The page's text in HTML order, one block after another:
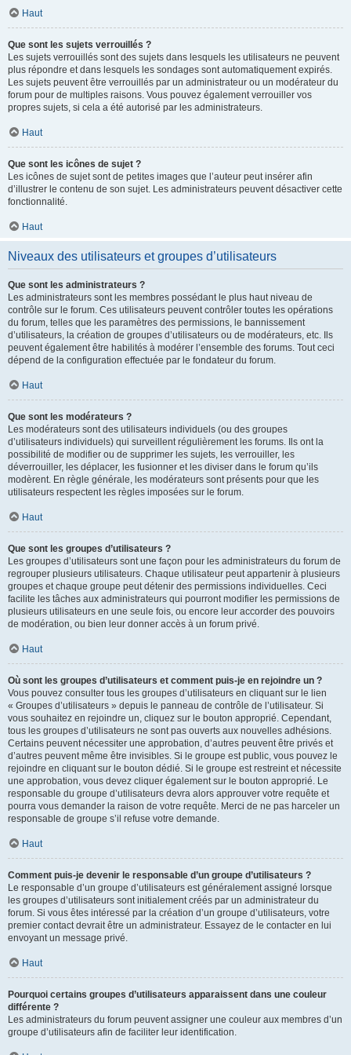
Haut
Que sont les sujets verrouillés ?
Les sujets verrouillés sont des sujets dans lesquels les utilisateurs ne peuvent
plus répondre et dans lesquels les sondages sont automatiquement expirés.
Les sujets peuvent être verrouillés par un administrateur ou un modérateur du
forum pour de multiples raisons. Vous pouvez également verrouiller vos
propres sujets, si cela a été autorisé par les administrateurs.
Haut
Que sont les icônes de sujet ?
Les icônes de sujet sont de petites images que l’auteur peut insérer afin
d’illustrer le contenu de son sujet. Les administrateurs peuvent désactiver cette
fonctionnalité.
Haut
Niveaux des utilisateurs et groupes d’utilisateurs
Que sont les administrateurs ?
Les administrateurs sont les membres possédant le plus haut niveau de
contrôle sur le forum. Ces utilisateurs peuvent contrôler toutes les opérations
du forum, telles que les paramètres des permissions, le bannissement
d’utilisateurs, la création de groupes d’utilisateurs ou de modérateurs, etc. Ils
peuvent également être habilités à modérer l’ensemble des forums. Tout ceci
dépend de la configuration effectuée par le fondateur du forum.
Haut
Que sont les modérateurs ?
Les modérateurs sont des utilisateurs individuels (ou des groupes
d’utilisateurs individuels) qui surveillent régulièrement les forums. Ils ont la
possibilité de modifier ou de supprimer les sujets, les verrouiller, les
déverrouiller, les déplacer, les fusionner et les diviser dans le forum qu’ils
modèrent. En règle générale, les modérateurs sont présents pour que les
utilisateurs respectent les règles imposées sur le forum.
Haut
Que sont les groupes d’utilisateurs ?
Les groupes d’utilisateurs sont une façon pour les administrateurs du forum de
regrouper plusieurs utilisateurs. Chaque utilisateur peut appartenir à plusieurs
groupes et chaque groupe peut détenir des permissions individuelles. Ceci
facilite les tâches aux administrateurs qui pourront modifier les permissions de
plusieurs utilisateurs en une seule fois, ou encore leur accorder des pouvoirs
de modération, ou bien leur donner accès à un forum privé.
Haut
Où sont les groupes d’utilisateurs et comment puis-je en rejoindre un ?
Vous pouvez consulter tous les groupes d’utilisateurs en cliquant sur le lien
« Groupes d’utilisateurs » depuis le panneau de contrôle de l’utilisateur. Si
vous souhaitez en rejoindre un, cliquez sur le bouton approprié. Cependant,
tous les groupes d’utilisateurs ne sont pas ouverts aux nouvelles adhésions.
Certains peuvent nécessiter une approbation, d’autres peuvent être privés et
d’autres peuvent même être invisibles. Si le groupe est public, vous pouvez le
rejoindre en cliquant sur le bouton dédié. Si le groupe est restreint et nécessite
une approbation, vous devez cliquer également sur le bouton approprié. Le
responsable du groupe d’utilisateurs devra alors approuver votre requête et
pourra vous demander la raison de votre requête. Merci de ne pas harceler un
responsable de groupe s’il refuse votre demande.
Haut
Comment puis-je devenir le responsable d’un groupe d’utilisateurs ?
Le responsable d’un groupe d’utilisateurs est généralement assigné lorsque
les groupes d’utilisateurs sont initialement créés par un administrateur du
forum. Si vous êtes intéressé par la création d’un groupe d’utilisateurs, votre
premier contact devrait être un administrateur. Essayez de le contacter en lui
envoyant un message privé.
Haut
Pourquoi certains groupes d’utilisateurs apparaissent dans une couleur
différente ?
Les administrateurs du forum peuvent assigner une couleur aux membres d’un
groupe d’utilisateurs afin de faciliter leur identification.